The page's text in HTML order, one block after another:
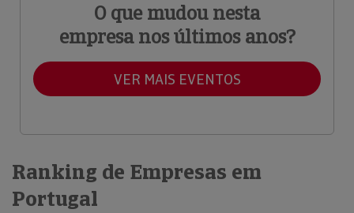
O que mudou nesta
empresa nos últimos anos?
VER MAIS EVENTOS
Ranking de Empresas em
Portugal